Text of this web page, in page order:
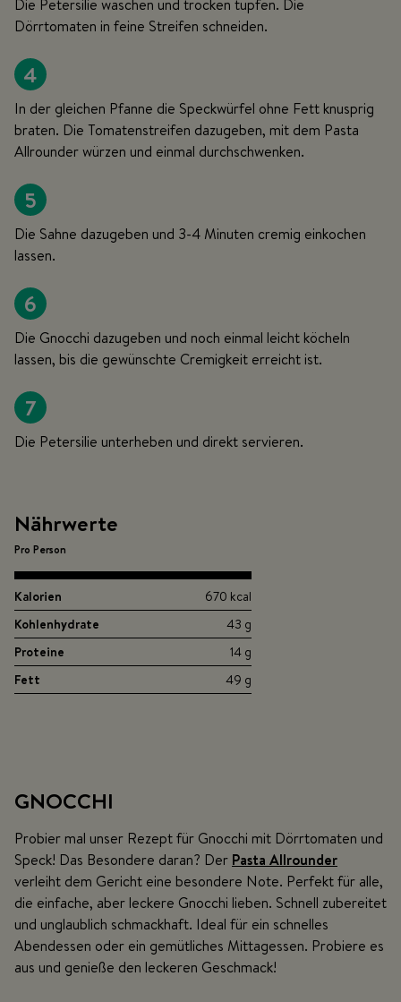
Die Petersilie waschen und trocken tupfen. Die
Dörrtomaten in feine Streifen schneiden.
4
In der gleichen Pfanne die Speckwürfel ohne Fett knusprig
braten. Die Tomatenstreifen dazugeben, mit dem Pasta
Allrounder würzen und einmal durchschwenken.
5
Die Sahne dazugeben und 3-4 Minuten cremig einkochen
lassen.
6
Die Gnocchi dazugeben und noch einmal leicht köcheln
lassen, bis die gewünschte Cremigkeit erreicht ist.
7
Die Petersilie unterheben und direkt servieren.
Nährwerte
Pro Person
Kalorien
670 kcal
Kohlenhydrate
43 g
Proteine
14 g
Fett
49 g
GNOCCHI
Probier mal unser Rezept für Gnocchi mit Dörrtomaten und
Speck! Das Besondere daran? Der Pasta Allrounder
verleiht dem Gericht eine besondere Note. Perfekt für alle,
die einfache, aber leckere Gnocchi lieben. Schnell zubereitet
und unglaublich schmackhaft. Ideal für ein schnelles
Abendessen oder ein gemütliches Mittagessen. Probiere es
aus und genieße den leckeren Geschmack!